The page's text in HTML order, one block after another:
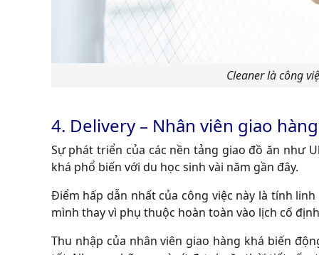
Cleaner là công
4. Delivery – Nhân viên giao hàng
Sự phát triển của các nền tảng giao đồ ăn như
khá phổ biến với du học sinh vài năm gần đây.
Điểm hấp dẫn nhất của công việc này là tính
mình thay vì phụ thuộc hoàn toàn vào lịch cố
Thu nhập của nhân viên giao hàng khá biến